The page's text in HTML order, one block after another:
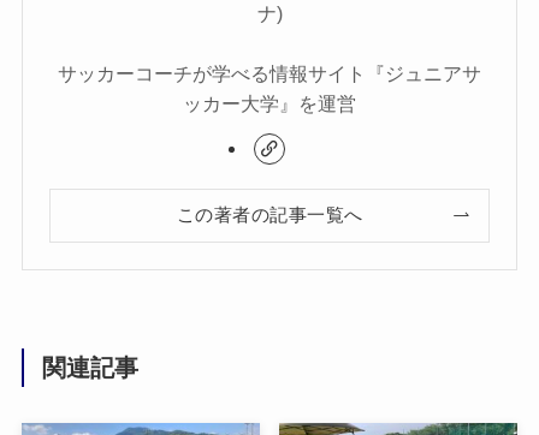
ナ)
サッカーコーチが学べる情報サイト『ジュニアサ
ッカー大学』を運営
この著者の記事一覧へ
関連記事